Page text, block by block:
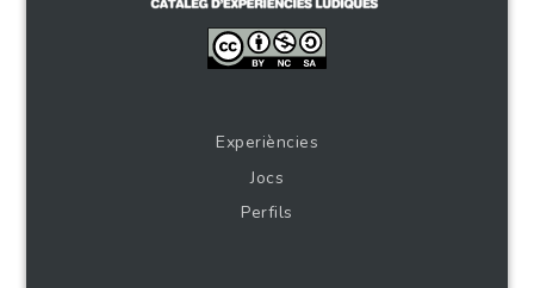
Experiències
Jocs
Perfils